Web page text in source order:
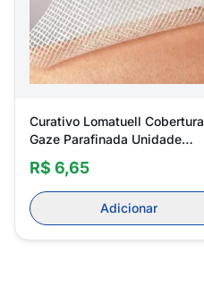
Curativo Lomatuell Cobertura
Gaze Parafinada Unidade
Lohmann & Rauscher
R$ 6,65
Adicionar